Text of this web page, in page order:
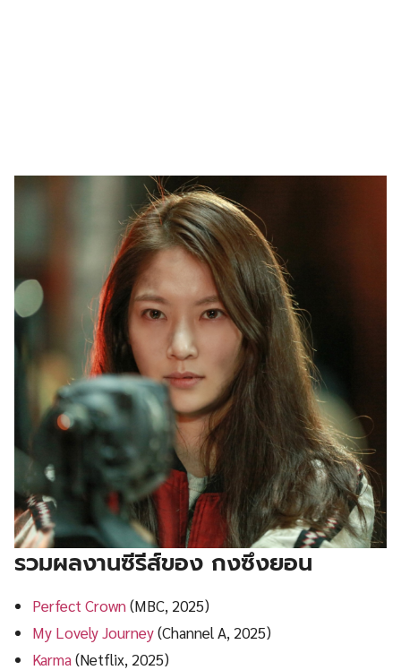
รวมผลงานซีรีส์ของ กงซึงยอน
Perfect Crown(MBC, 2025)
My Lovely Journey(Channel A, 2025)
Karma(Netflix, 2025)